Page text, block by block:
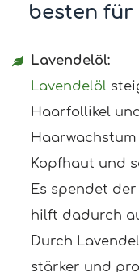
besten für
Lavendelöl:
Lavendelöl
Haarfollikel
Kopfhaut und
Es spendet
hilft dadurch
Durch
stärker und